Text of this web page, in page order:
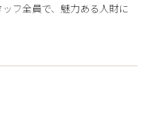
フ全員で、魅力ある人財に